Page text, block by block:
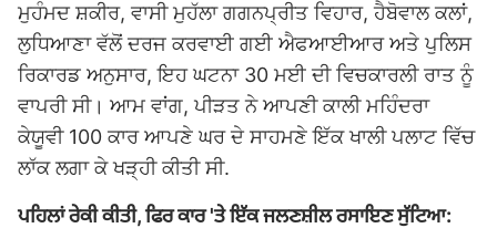
ਮੁਹੰਮਦ ਸ਼ਕੀਰ, ਵਾਸੀ ਮੁਹੱਲਾ ਗਗਨਪ੍ਰੀਤ ਵਿਹਾਰ, ਹੈਬੋਵਾਲ ਕਲਾਂ,
ਲੁਧਿਆਣਾ ਵੱਲੋਂ ਦਰਜ ਕਰਵਾਈ ਗਈ ਐਫਆਈਆਰ ਅਤੇ ਪੁਲਿਸ
ਰਿਕਾਰਡ ਅਨੁਸਾਰ, ਇਹ ਘਟਨਾ 30 ਮਈ ਦੀ ਵਿਚਕਾਰਲੀ ਰਾਤ ਨੂੰ
ਵਾਪਰੀ ਸੀ। ਆਮ ਵਾਂਗ, ਪੀੜਤ ਨੇ ਆਪਣੀ ਕਾਲੀ ਮਹਿੰਦਰਾ
ਕੇਯੂਵੀ 100 ਕਾਰ ਆਪਣੇ ਘਰ ਦੇ ਸਾਹਮਣੇ ਇੱਕ ਖਾਲੀ ਪਲਾਟ ਵਿੱਚ
ਲਾੱਕ ਲਗਾ ਕੇ ਖੜ੍ਹੀ ਕੀਤੀ ਸੀ.
ਪਹਿਲਾਂ ਰੇਕੀ ਕੀਤੀ, ਫਿਰ ਕਾਰ 'ਤੇ ਇੱਕ ਜਲਣਸ਼ੀਲ ਰਸਾਇਣ ਸੁੱਟਿਆ: